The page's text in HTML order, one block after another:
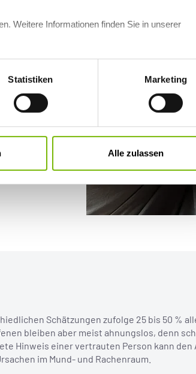
Weitere Informationen finden Sie in unserer
Statistiken Marketing
Alle zulassen
doch
auch das
über den
wie etwa
sollte
Schätzungen zufolge 25 bis 50 %
bleiben aber meist ahnungslos, denn
Hinweis einer vertrauten Person kann den
im Mund- und Rachenraum.